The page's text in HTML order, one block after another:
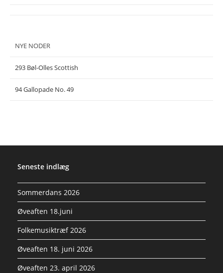
NYE NODER
293 Bøl-Olles Scottish
94 Gallopade No. 49
Seneste indlæg
Sommerdans 2026
Øveaften 18.juni
Folkemusiktræf 2026
Øveaften 18. juni 2026
Øveaften 23. april 2026